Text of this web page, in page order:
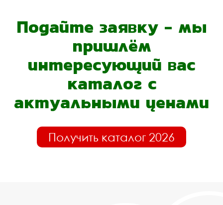
Подайте заявку - мы
пришлём
интересующий вас
каталог с
актуальными ценами
Получить каталог 2026